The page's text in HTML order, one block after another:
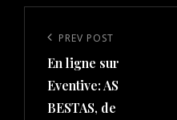
navigation
Previous
Post
PREV POST
En ligne sur
Eventive: AS
BESTAS, de